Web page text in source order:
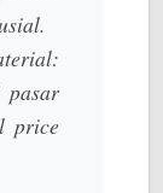
pasar
price